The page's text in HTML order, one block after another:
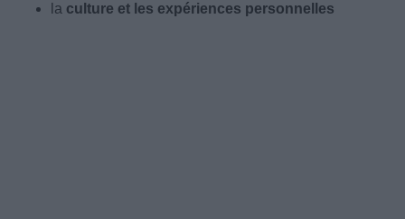
la culture et les expériences personnelles